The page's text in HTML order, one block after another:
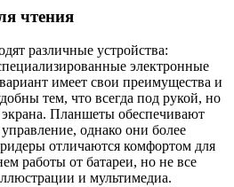
чтения
различные устройства:
электронные
имеет свои преимущества и
тем, что всегда под рукой, но
Планшеты обеспечивают
однако они более
отличаются комфортом для
работы от батареи, но не все
и мультимедиа.